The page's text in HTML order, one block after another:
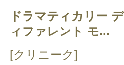
ドラマティカリー デ
ィファレント モ...
[クリニーク]